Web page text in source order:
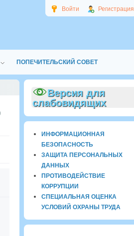
Войти Регистрация
ПОПЕЧИТЕЛЬСКИЙ СОВЕТ
Версия для
слабовидящих
ИНФОРМАЦИОННАЯ
БЕЗОПАСНОСТЬ
ЗАЩИТА ПЕРСОНАЛЬНЫХ
ДАННЫХ
ПРОТИВОДЕЙСТВИЕ
КОРРУПЦИИ
СПЕЦИАЛЬНАЯ ОЦЕНКА
УСЛОВИЙ ОХРАНЫ ТРУДА